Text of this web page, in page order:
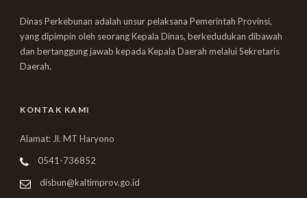
Dinas Perkebunan adalah unsur pelaksana Pemerintah Provinsi,
yang dipimpin oleh seorang Kepala Dinas, berkedudukan dibawah
dan bertanggung jawab kepada Kepala Daerah melalui Sekretaris
Daerah.
KONTAK KAMI
Alamat: Jl. MT Haryono
0541-736852
disbun@kaltimprov.go.id